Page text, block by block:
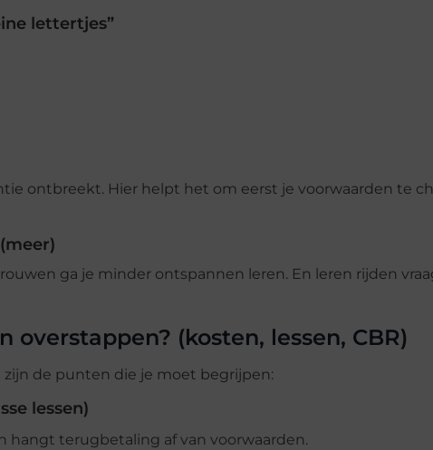
lettertjes”
ontbreekt. Hier helpt het om eerst je voorwaarden te
ga je minder ontspannen leren. En leren rijden
overstappen? (kosten, lessen, CBR)
de punten die je moet begrijpen:
lessen)
hangt terugbetaling af van voorwaarden.